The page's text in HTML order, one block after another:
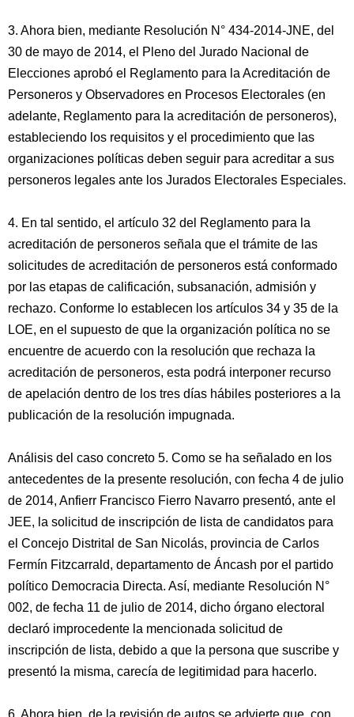
3. Ahora bien, mediante Resolución N° 434-2014-JNE, del
30 de mayo de 2014, el Pleno del Jurado Nacional de
Elecciones aprobó el Reglamento para la Acreditación de
Personeros y Observadores en Procesos Electorales (en
adelante, Reglamento para la acreditación de personeros),
estableciendo los requisitos y el procedimiento que las
organizaciones políticas deben seguir para acreditar a sus
personeros legales ante los Jurados Electorales Especiales.
4. En tal sentido, el artículo 32 del Reglamento para la
acreditación de personeros señala que el trámite de las
solicitudes de acreditación de personeros está conformado
por las etapas de calificación, subsanación, admisión y
rechazo. Conforme lo establecen los artículos 34 y 35 de la
LOE, en el supuesto de que la organización política no se
encuentre de acuerdo con la resolución que rechaza la
acreditación de personeros, esta podrá interponer recurso
de apelación dentro de los tres días hábiles posteriores a la
publicación de la resolución impugnada.
Análisis del caso concreto 5. Como se ha señalado en los
antecedentes de la presente resolución, con fecha 4 de julio
de 2014, Anfierr Francisco Fierro Navarro presentó, ante el
JEE, la solicitud de inscripción de lista de candidatos para
el Concejo Distrital de San Nicolás, provincia de Carlos
Fermín Fitzcarrald, departamento de Áncash por el partido
político Democracia Directa. Así, mediante Resolución N°
002, de fecha 11 de julio de 2014, dicho órgano electoral
declaró improcedente la mencionada solicitud de
inscripción de lista, debido a que la persona que suscribe y
presentó la misma, carecía de legitimidad para hacerlo.
6. Ahora bien, de la revisión de autos se advierte que, con